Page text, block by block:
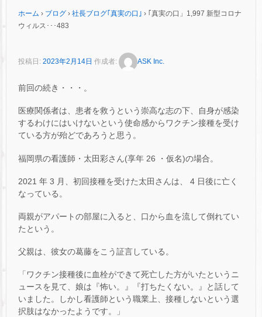
ホーム › ブログ › 社長ブログ｢真実の口｣ › ｢真実の口」1,997 新型コロナ
ウィルス･･･483
投稿日: 2023年2月14日 作成者: ASK Inc.
前回の続き・・・。
医療関係者は、患者を救うという崇高な志の下、自身が感染
するわけにはいけないという使命感からワクチン接種を受け
ている方が殆どであろうと思う。
福岡県の看護師・太田彩さん(享年 26 ・仮名)の場合。
2021 年 3 月、初回接種を受けた太田さんは、 4 日後に亡く
なっている。
両親がアパートの部屋に入ると、口から血を流して倒れてい
たという。
父親は、彼女の葛藤をこう証言している。
「ワクチン接種後に血栓ができて死亡した方がいたというニ
ュースを見て、娘は『怖い。』『打ちたくない。』と話して
いました。しかし看護師という職業上、接種しないという選
択肢はなかったようです。」